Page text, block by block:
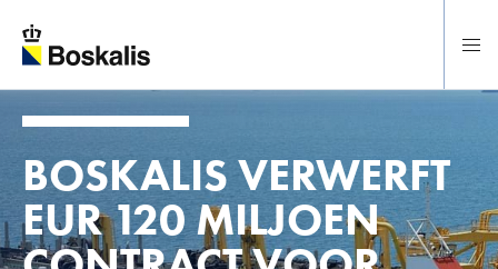
Direct naar hoofdinhoud
BOSKALIS VERWERFT
EUR 120 MILJOEN